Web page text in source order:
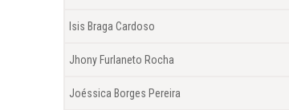
Isis Braga Cardoso
Jhony Furlaneto Rocha
Joéssica Borges Pereira